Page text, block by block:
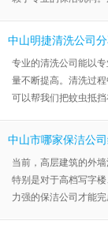
中山明捷清洗公司
专业的清洗公司能以
量不断提高。清洗过
可以帮我们把蚊虫抵
与您分享纱窗除污的
中山市哪家保洁公
当前，高层建筑的外
特别是对于高档写字
力强的保洁公司才能